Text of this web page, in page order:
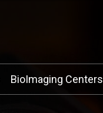
BioImaging Centers